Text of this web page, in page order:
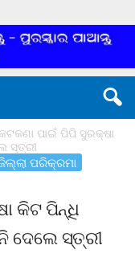
ପାଇଁ ପିପି ସୁରକ୍ଷା
ସ୍ତ୍ରୀ
ପରିକ୍ରମା
କିଟ ପିନ୍ଧି
ଦେଲେ ସ୍ତ୍ରୀ